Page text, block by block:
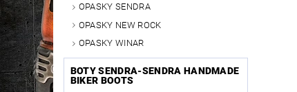
OPASKY SENDRA
OPASKY NEW ROCK
OPASKY WINAR
BOTY SENDRA-SENDRA HANDMADE
BIKER BOOTS